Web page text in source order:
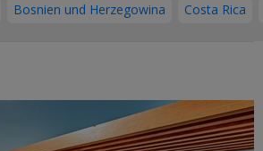
Bosnien und Herzegowina Costa Rica